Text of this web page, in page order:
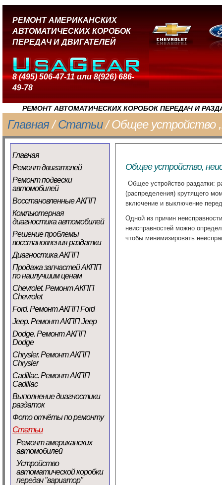
РЕМОНТ АМЕРИКАНСКИХ
АВТОМАТИЧЕСКИХ КОРОБОК
ПЕРЕДАЧ И ДВИГАТЕЛЕЙ
8 (495) 506-47-11 или 8(926) 686-
49-78
РЕМОНТ АВТОМАТИЧЕСКИХ КОРОБОК ПЕРЕДАЧ И
Главная/Статьи/ Общее устройство
Главная
Ремонт двигателей
Ремонт подвески
автомобилей
Восстановленные АКПП
Компьютерная
диагностика автомобилей
Решение проблемы
восстановления раздатки
Диагностика АКПП
Продажа запчастей АКПП
по наилучшим ценам
Chevrolet. Ремонт АКПП
Chevrolet
Ford. Ремонт АКПП Ford
Jeep. Ремонт АКПП Jeep
Dodge. Ремонт АКПП
Dodge
Chrysler. Ремонт АКПП
Chrysler
Cadillac. Ремонт АКПП
Cadillac
Выполнение диагностики
раздаток
Фото отчёты по ремонту
Статьи
Ремонт американских
автомобилей
Устройство
автоматической коробки
передач "вариатор"
Общее устройство,
Общее устройство раздатки:
(распределения) крутящего
включение и выключение
Одной из причин
неисправностей можно
чтобы минимизировать